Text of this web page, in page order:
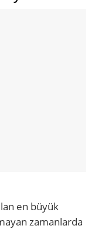
en büyük
zamanlarda